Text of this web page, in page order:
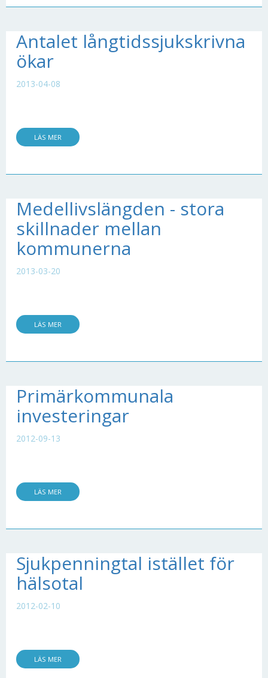
Antalet långtidssjukskrivna
ökar
2013-04-08
LÄS MER
Medellivslängden - stora
skillnader mellan
kommunerna
2013-03-20
LÄS MER
Primärkommunala
investeringar
2012-09-13
LÄS MER
Sjukpenningtal istället för
hälsotal
2012-02-10
LÄS MER